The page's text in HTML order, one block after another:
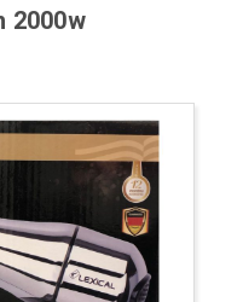
2000w